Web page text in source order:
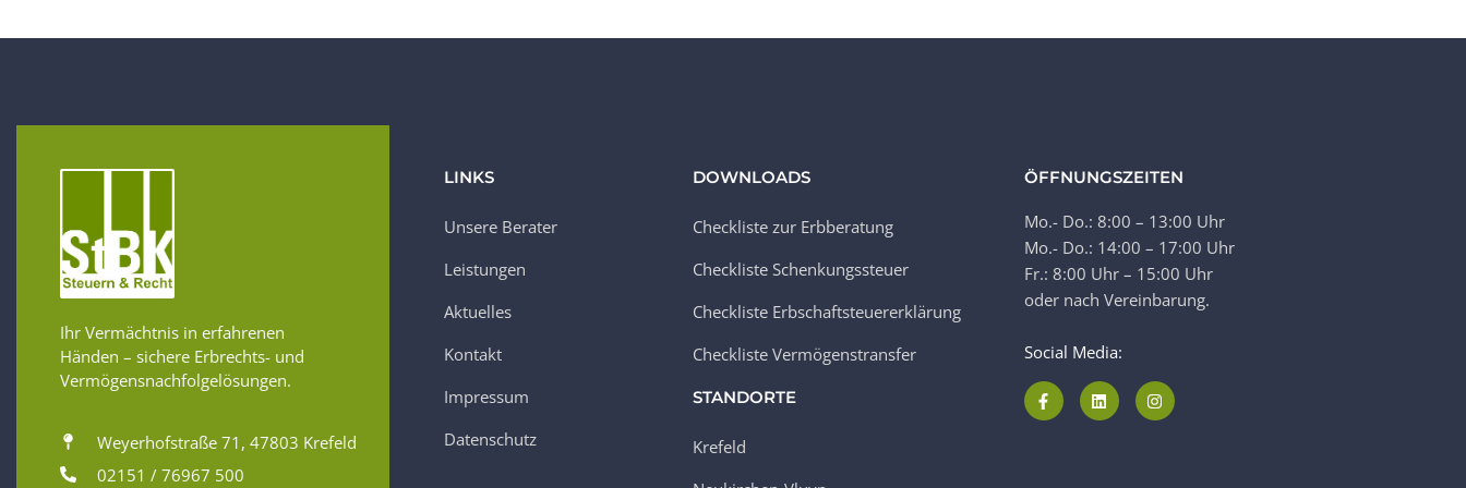
Ihr Vermächtnis in erfahrenen
Händen – sichere Erbrechts- und
Vermögensnachfolgelösungen.
Weyerhofstraße 71, 47803 Krefeld
02151 / 76967 500
LINKS
Unsere Berater
Leistungen
Aktuelles
Kontakt
Impressum
Datenschutz
DOWNLOADS
Checkliste zur Erbberatung
Checkliste Schenkungssteuer
Checkliste Erbschaftsteuererklärung
Checkliste Vermögenstransfer
STANDORTE
Krefeld
ÖFFNUNGSZEITEN
Mo.- Do.: 8:00 – 13:00 Uhr
Mo.- Do.: 14:00 – 17:00 Uhr
Fr.: 8:00 Uhr – 15:00 Uhr
oder nach Vereinbarung.
Social Media: